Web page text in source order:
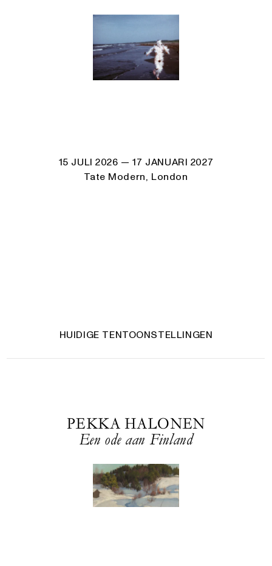
15 JULI 2026 — 17 JANUARI 2027
Tate Modern, London
HUIDIGE TENTOONSTELLINGEN
PEKKA HALONEN
Een ode aan Finland